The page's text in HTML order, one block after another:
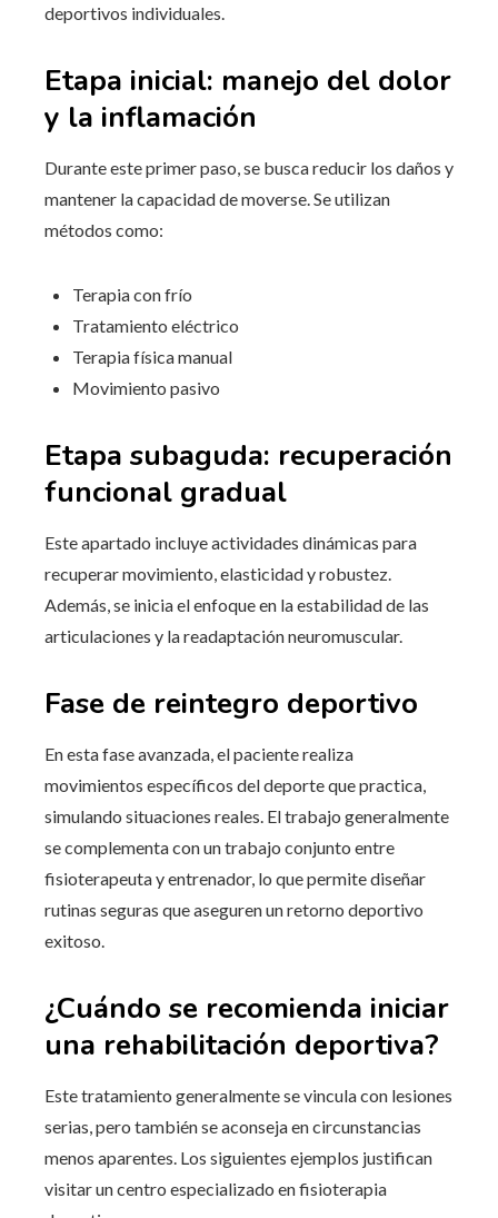
deportivos individuales.
Etapa inicial: manejo del dolor
y la inflamación
Durante este primer paso, se busca reducir los daños y
mantener la capacidad de moverse. Se utilizan
métodos como:
Terapia con frío
Tratamiento eléctrico
Terapia física manual
Movimiento pasivo
Etapa subaguda: recuperación
funcional gradual
Este apartado incluye actividades dinámicas para
recuperar movimiento, elasticidad y robustez.
Además, se inicia el enfoque en la estabilidad de las
articulaciones y la readaptación neuromuscular.
Fase de reintegro deportivo
En esta fase avanzada, el paciente realiza
movimientos específicos del deporte que practica,
simulando situaciones reales. El trabajo generalmente
se complementa con un trabajo conjunto entre
fisioterapeuta y entrenador, lo que permite diseñar
rutinas seguras que aseguren un retorno deportivo
exitoso.
¿Cuándo se recomienda iniciar
una rehabilitación deportiva?
Este tratamiento generalmente se vincula con lesiones
serias, pero también se aconseja en circunstancias
menos aparentes. Los siguientes ejemplos justifican
visitar un centro especializado en fisioterapia